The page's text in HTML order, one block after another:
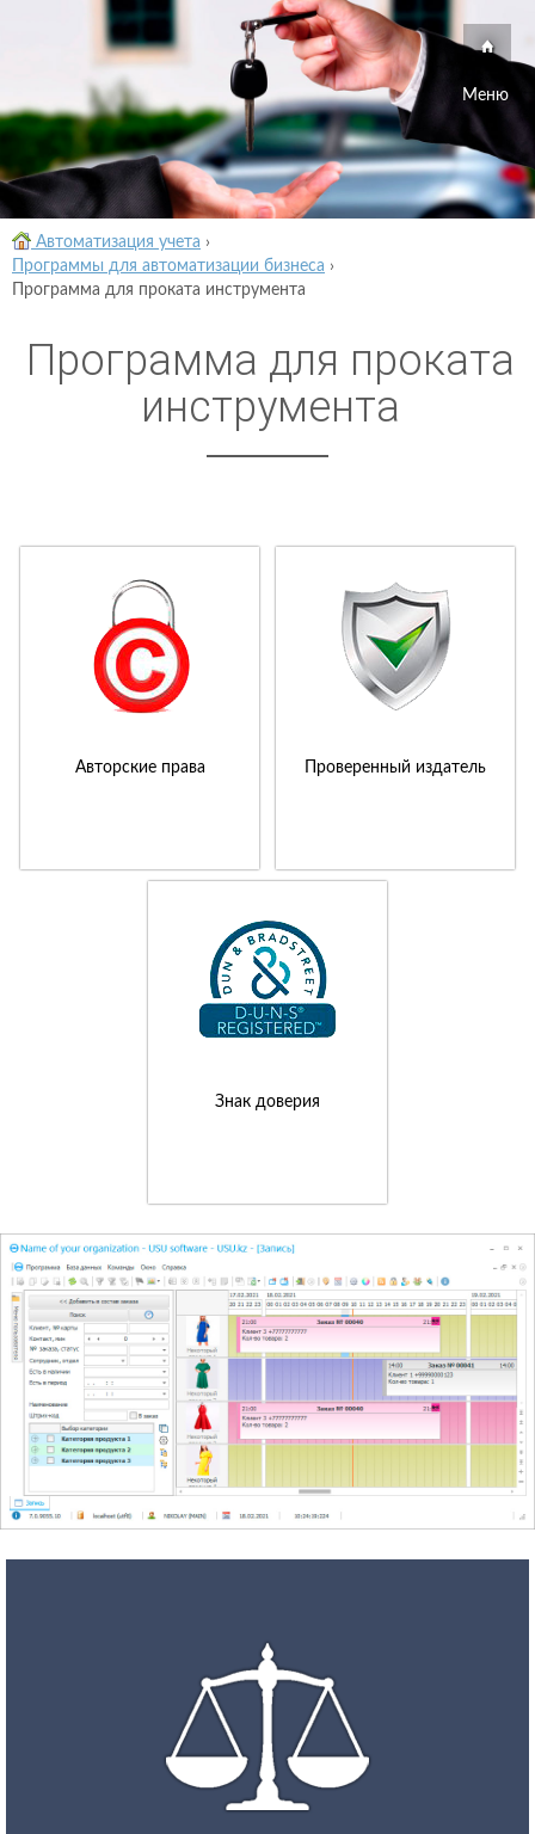
Меню
Автоматизация учета ›
Программы для автоматизации бизнеса ›
Программа для проката инструмента
Программа для проката
инструмента
Авторские права Проверенный издатель
Знак доверия